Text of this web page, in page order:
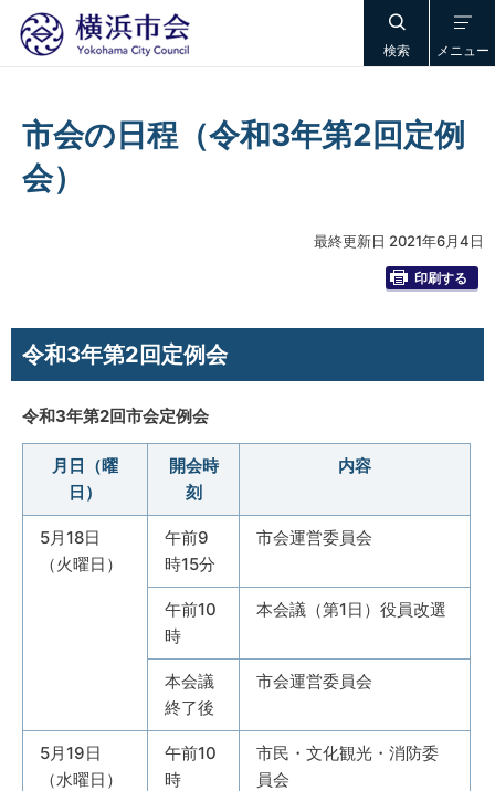
検索 メニュー
市会の日程（令和3年第2回定例
会）
最終更新日 2021年6月4日
印刷する
令和3年第2回定例会
令和3年第2回市会定例会
月日（曜
日）
開会時
刻
内容
5月18日
（火曜日）
午前9
時15分
市会運営委員会
午前10
時
本会議（第1日）役員改選
本会議
終了後
市会運営委員会
5月19日
（水曜日）
午前10
時
市民・文化観光・消防委
員会